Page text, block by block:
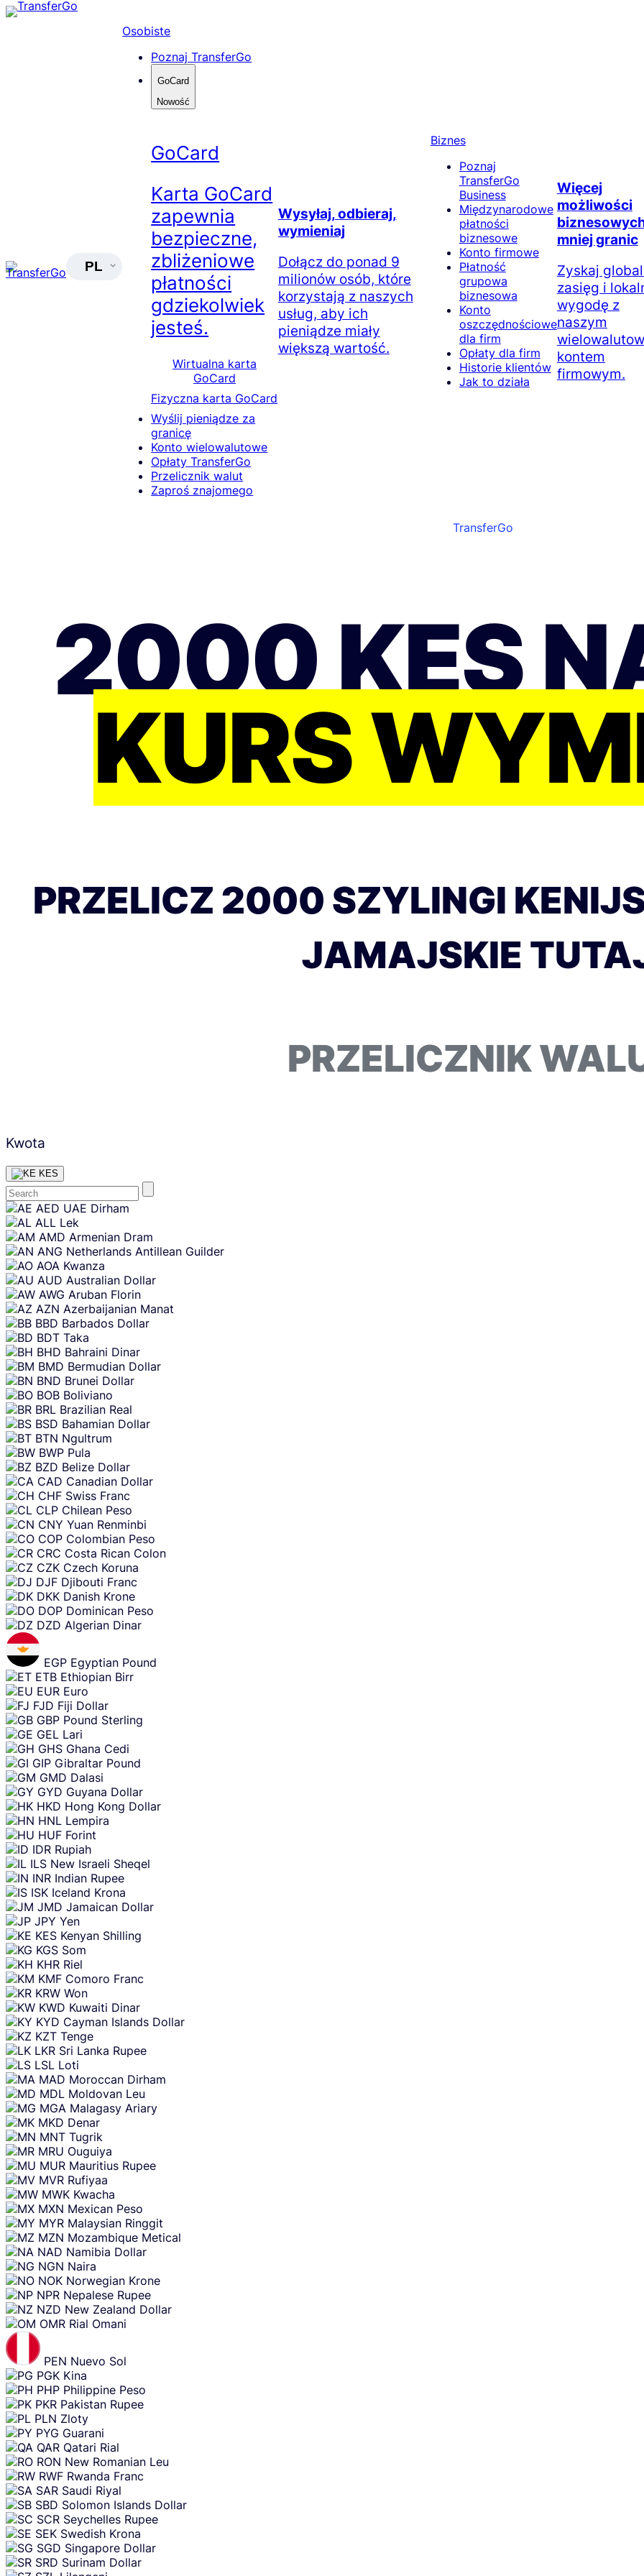
Skip
PL
Osobiste
Poznaj TransferGo
GoCard
Nowość
GoCard
Karta GoCard
zapewnia
bezpieczne,
zbliżeniowe
płatności
gdziekolwiek
jesteś.
Wirtualna karta
GoCard
Fizyczna karta GoCard
Wyślij pieniądze za
granicę
Konto wielowalutowe
Opłaty TransferGo
Przelicznik walut
Zaproś znajomego
Wysyłaj, odbieraj,
wymieniaj
Dołącz do ponad 9
milionów osób, które
korzystają z naszych
usług, aby ich
pieniądze miały
większą wartość.
Biznes
Poznaj
TransferGo
Business
Międzynarodowe
płatności
biznesowe
Konto firmowe
Płatność
grupowa
biznesowa
Konto
oszczędnościowe
dla firm
Opłaty dla firm
Historie klientów
Jak to działa
Więcej
możliwości
mniej granic
Zyskaj
zasięg i
wygodę z
naszym
kontem
firmowym.
TransferGo
2000 KES
KURS
PRZELICZ 2000 SZYLINGI
JAMAJSKIE
PRZELICZNIK
Kwota
KES
Skip
content
AED UAE Dirham
ALL Lek
AMD Armenian Dram
ANG Netherlands Antillean Guilder
AOA Kwanza
AUD Australian Dollar
AWG Aruban Florin
AZN Azerbaijanian Manat
BBD Barbados Dollar
BDT Taka
BHD Bahraini Dinar
BMD Bermudian Dollar
BND Brunei Dollar
BOB Boliviano
BRL Brazilian Real
BSD Bahamian Dollar
BTN Ngultrum
BWP Pula
BZD Belize Dollar
CAD Canadian Dollar
CHF Swiss Franc
CLP Chilean Peso
CNY Yuan Renminbi
COP Colombian Peso
CRC Costa Rican Colon
CZK Czech Koruna
DJF Djibouti Franc
DKK Danish Krone
DOP Dominican Peso
DZD Algerian Dinar
EGP Egyptian Pound
ETB Ethiopian Birr
EUR Euro
FJD Fiji Dollar
GBP Pound Sterling
GEL Lari
GHS Ghana Cedi
GIP Gibraltar Pound
GMD Dalasi
GYD Guyana Dollar
HKD Hong Kong Dollar
HNL Lempira
HUF Forint
IDR Rupiah
ILS New Israeli Sheqel
INR Indian Rupee
ISK Iceland Krona
JMD Jamaican Dollar
JPY Yen
KES Kenyan Shilling
KGS Som
KHR Riel
KMF Comoro Franc
KRW Won
KWD Kuwaiti Dinar
KYD Cayman Islands Dollar
KZT Tenge
LKR Sri Lanka Rupee
LSL Loti
MAD Moroccan Dirham
MDL Moldovan Leu
MGA Malagasy Ariary
MKD Denar
MNT Tugrik
MRU Ouguiya
MUR Mauritius Rupee
MVR Rufiyaa
MWK Kwacha
MXN Mexican Peso
MYR Malaysian Ringgit
MZN Mozambique Metical
NAD Namibia Dollar
NGN Naira
NOK Norwegian Krone
NPR Nepalese Rupee
NZD New Zealand Dollar
OMR Rial Omani
PEN Nuevo Sol
PGK Kina
PHP Philippine Peso
PKR Pakistan Rupee
PLN Zloty
PYG Guarani
QAR Qatari Rial
RON New Romanian Leu
RWF Rwanda Franc
SAR Saudi Riyal
SBD Solomon Islands Dollar
SCR Seychelles Rupee
SEK Swedish Krona
SGD Singapore Dollar
SRD Surinam Dollar